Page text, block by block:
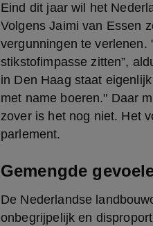
Eind dit jaar wil het
Volgens Jaimi van Essen
vergunningen te verlenen.
stikstofimpasse zitten”,
in Den Haag staat
met name boeren." Daar
zover is het nog niet. Het
parlement.
Gemengde
De Nederlandse
onbegrijpelijk en